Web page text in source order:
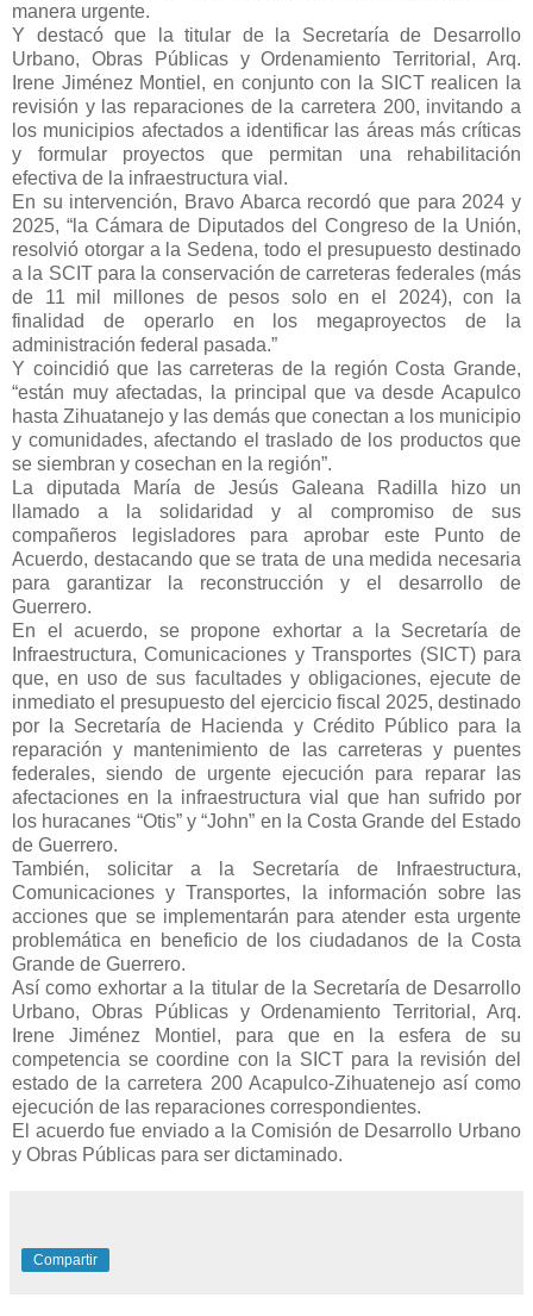
manera urgente.
Y destacó que la titular de la Secretaría de Desarrollo
Urbano, Obras Públicas y Ordenamiento Territorial, Arq.
Irene Jiménez Montiel, en conjunto con la SICT realicen la
revisión y las reparaciones de la carretera 200, invitando a
los municipios afectados a identificar las áreas más críticas
y formular proyectos que permitan una rehabilitación
efectiva de la infraestructura vial.
En su intervención, Bravo Abarca recordó que para 2024 y
2025, “la Cámara de Diputados del Congreso de la Unión,
resolvió otorgar a la Sedena, todo el presupuesto destinado
a la SCIT para la conservación de carreteras federales (más
de 11 mil millones de pesos solo en el 2024), con la
finalidad de operarlo en los megaproyectos de la
administración federal pasada.”
Y coincidió que las carreteras de la región Costa Grande,
“están muy afectadas, la principal que va desde Acapulco
hasta Zihuatanejo y las demás que conectan a los municipio
y comunidades, afectando el traslado de los productos que
se siembran y cosechan en la región”.
La diputada María de Jesús Galeana Radilla hizo un
llamado a la solidaridad y al compromiso de sus
compañeros legisladores para aprobar este Punto de
Acuerdo, destacando que se trata de una medida necesaria
para garantizar la reconstrucción y el desarrollo de
Guerrero.
En el acuerdo, se propone exhortar a la Secretaría de
Infraestructura, Comunicaciones y Transportes (SICT) para
que, en uso de sus facultades y obligaciones, ejecute de
inmediato el presupuesto del ejercicio fiscal 2025, destinado
por la Secretaría de Hacienda y Crédito Público para la
reparación y mantenimiento de las carreteras y puentes
federales, siendo de urgente ejecución para reparar las
afectaciones en la infraestructura vial que han sufrido por
los huracanes “Otis” y “John” en la Costa Grande del Estado
de Guerrero.
También, solicitar a la Secretaría de Infraestructura,
Comunicaciones y Transportes, la información sobre las
acciones que se implementarán para atender esta urgente
problemática en beneficio de los ciudadanos de la Costa
Grande de Guerrero.
Así como exhortar a la titular de la Secretaría de Desarrollo
Urbano, Obras Públicas y Ordenamiento Territorial, Arq.
Irene Jiménez Montiel, para que en la esfera de su
competencia se coordine con la SICT para la revisión del
estado de la carretera 200 Acapulco-Zihuatenejo así como
ejecución de las reparaciones correspondientes.
El acuerdo fue enviado a la Comisión de Desarrollo Urbano
y Obras Públicas para ser dictaminado.
Compartir